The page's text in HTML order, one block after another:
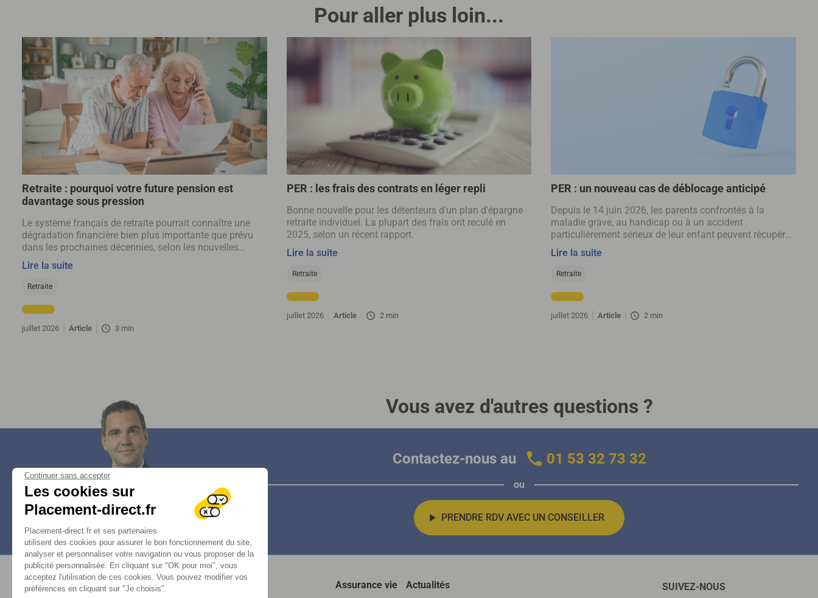
Continuer sans accepter
Les cookies sur
Placement-direct.fr
Placement-direct.fr et ses partenaires
utilisent des cookies pour assurer le bon fonctionnement du site,
analyser et personnaliser votre navigation ou vous proposer de la
publicité personnalisée. En cliquant sur "OK pour moi", vous
acceptez l'utilisation de ces cookies. Vous pouvez modifier vos
préférences en cliquant sur "Je choisis".
Pour aller plus loin...
Retraite : pourquoi votre future pension est
davantage sous pression
Le système français de retraite pourrait connaître une
dégradation financière bien plus importante que prévu
dans les prochaines décennies, selon les nouvelles
projections du Conseil d’orientation des retraites.
Lire la suite
Retraite
juillet 2026 Article 3 min
PER : les frais des contrats en léger repli
Bonne nouvelle pour les détenteurs d’un plan d'épargne
retraite individuel. La plupart des frais ont reculé en
2025, selon un récent rapport.
Lire la suite
Retraite
juillet 2026 Article 2 min
PER : un nouveau cas de déblocage anticipé
Depuis le 14 juin 2026, les parents confrontés à la
maladie grave, au handicap ou à un accident
particulièrement sérieux de leur enfant peuvent récupérer
tout ou partie de l’épargne placée sur leur plan d’épargne
retraite.
Lire la suite
Retraite
juillet 2026 Article 2 min
Vous avez d'autres questions ?
Contactez-nous au 01 53 32 73 32
ou
PRENDRE RDV AVEC UN CONSEILLER
Assurance vie
Actualités
SUIVEZ-NOUS